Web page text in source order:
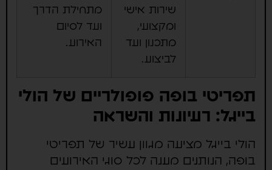
שירות אישי
ומקצועי,
מתכנון ועד
לביצוע.
מתחילת הדרך
ועד לסיום
האירוע.
תפריטי בופה פופולריים של הולי
בייגל: רעיונות והשראה
הולי בייגל מציעה מגוון עשיר של תפריטי
בופה, הנותנים מענה לכל סוגי האירועים